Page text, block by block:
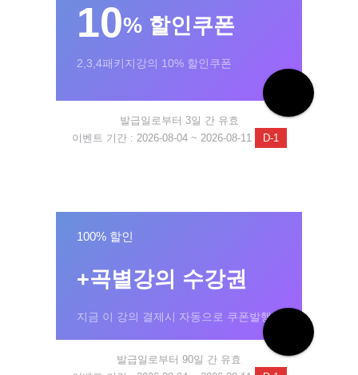
10% 할인쿠폰
2,3,4패키지강의 10% 할인쿠폰
발급일로부터 3일 간 유효
이벤트 기간 : 2026-08-04 ~ 2026-08-11
D-1
100% 할인
+곡별강의 수강권
지금 이 강의 결제시 자동으로 쿠폰발행!
발급일로부터 90일 간 유효